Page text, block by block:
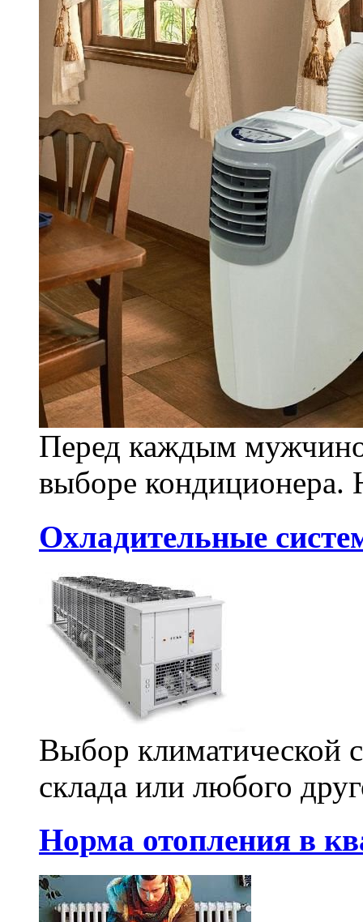
Перед каждым
выборе кондиционера.
Охладительные
Выбор климатической
склада или любого
Норма отопления в